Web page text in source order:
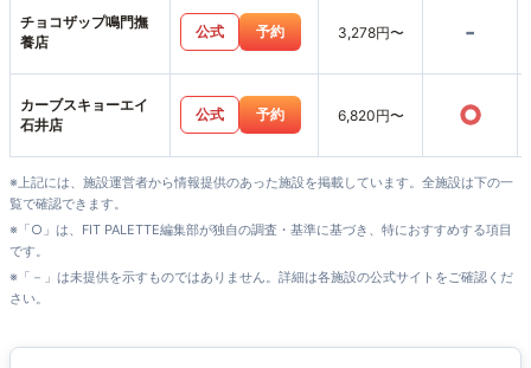
チョコザップ鳴門撫
養店
公式 予約 3,278円〜 -
カーブスキョーエイ
石井店
公式 予約 6,820円〜 ○
※上記には、施設運営者から情報提供のあった施設を掲載しています。全施設は下の一
覧で確認できます。
※「○」は、FIT PALETTE編集部が独自の調査・基準に基づき、特におすすめする項目
です。
※「－」は未提供を示すものではありません。詳細は各施設の公式サイトをご確認くだ
さい。